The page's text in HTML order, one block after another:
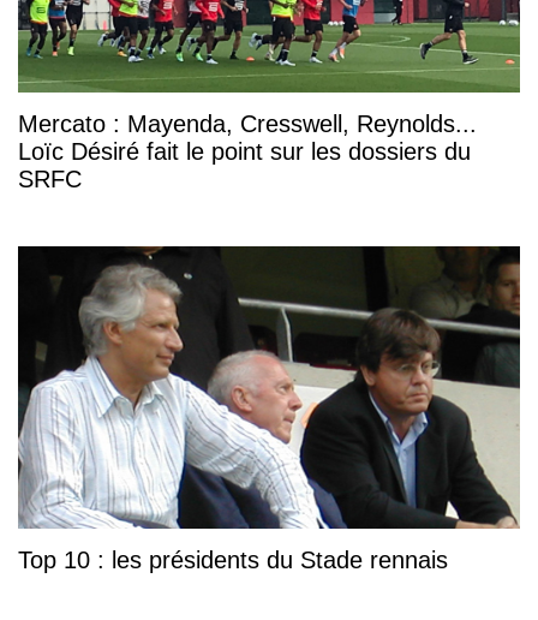
Mercato : Mayenda, Cresswell, Reynolds...
Loïc Désiré fait le point sur les dossiers du
SRFC
Top 10 : les présidents du Stade rennais